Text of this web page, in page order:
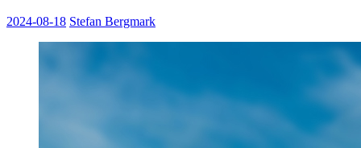
2024-08-18 Stefan Bergmark